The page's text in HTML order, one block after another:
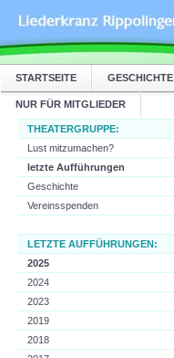
STARTSEITE GESCHICHTE
NUR FÜR MITGLIEDER
THEATERGRUPPE:
Lust mitzumachen?
letzte Aufführungen
Geschichte
Vereinsspenden
LETZTE AUFFÜHRUNGEN:
2025
2024
2023
2019
2018